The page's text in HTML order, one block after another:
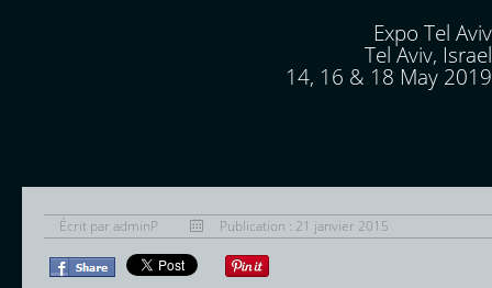
Expo Tel Aviv
Tel Aviv, Israel
14, 16 & 18 May 2019
Écrit par adminP Publication : 21 janvier 2015